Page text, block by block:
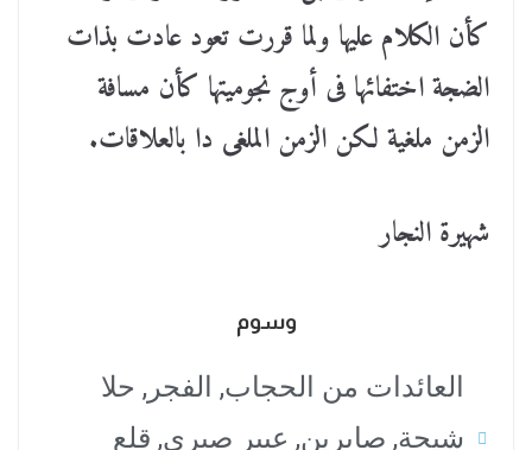
كأن الكلام عليها ولما قررت تعود عادت بذات
الضجة اختفائها فى أوج نجوميتها كأن مسافة
الزمن ملغية لكن الزمن الملغى دا بالعلاقات.
شهيرة النجار
وسوم
العائدات من الحجاب, الفجر , حلا
شيحة, صابرين, عبير صبري, قلع